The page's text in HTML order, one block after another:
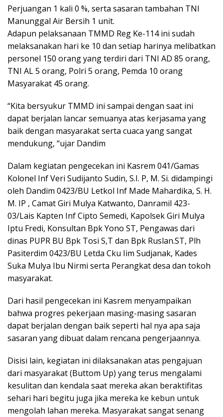
Perjuangan 1 kali 0 %, serta sasaran tambahan TNI
Manunggal Air Bersih 1 unit.
Adapun pelaksanaan TMMD Reg Ke-114 ini sudah
melaksanakan hari ke 10 dan setiap harinya melibatkan
personel 150 orang yang terdiri dari TNI AD 85 orang,
TNI AL 5 orang, Polri 5 orang, Pemda 10 orang
Masyarakat 45 orang.
“Kita bersyukur TMMD ini sampai dengan saat ini
dapat berjalan lancar semuanya atas kerjasama yang
baik dengan masyarakat serta cuaca yang sangat
mendukung, “ujar Dandim
Dalam kegiatan pengecekan ini Kasrem 041/Gamas
Kolonel Inf Veri Sudijanto Sudin, S.I. P, M. Si. didampingi
oleh Dandim 0423/BU Letkol Inf Made Mahardika, S. H.
M. IP , Camat Giri Mulya Katwanto, Danramil 423-
03/Lais Kapten Inf Cipto Semedi, Kapolsek Giri Mulya
Iptu Fredi, Konsultan Bpk Yono ST, Pengawas dari
dinas PUPR BU Bpk Tosi S,T dan Bpk Ruslan.ST, Plh
Pasiterdim 0423/BU Letda Cku Iim Sudjanak, Kades
Suka Mulya Ibu Nirmi serta Perangkat desa dan tokoh
masyarakat.
Dari hasil pengecekan ini Kasrem menyampaikan
bahwa progres pekerjaan masing-masing sasaran
dapat berjalan dengan baik seperti hal nya apa saja
sasaran yang dibuat dalam rencana pengerjaannya.
Disisi lain, kegiatan ini dilaksanakan atas pengajuan
dari masyarakat (Buttom Up) yang terus mengalami
kesulitan dan kendala saat mereka akan beraktifitas
sehari hari begitu juga jika mereka ke kebun untuk
mengolah lahan mereka. Masyarakat sangat senang